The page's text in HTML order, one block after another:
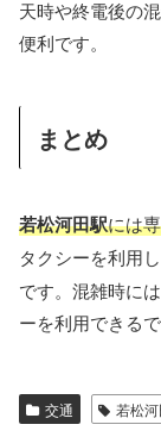
天時や終電後の
便利です。
まとめ
若松河田駅には
タクシーを利用
です。混雑時に
ーを利用できるで
交通 若松河